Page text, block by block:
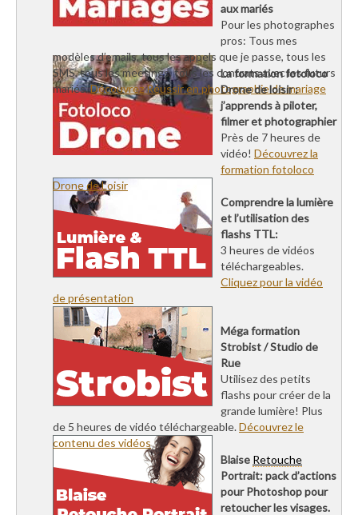
aux mariés
Pour les photographes
pros: Tous mes
modèles d’emails, tous les appels que je passe, tous les
SMS, tous les meetings, tous les contrats avec les futurs
mariés.Découvrez Réussir en photographie de mariage
La formation fotoloco
Drone de loisir :
j’apprends à piloter,
filmer et photographier
Près de 7 heures de
vidéo! Découvrez la
formation fotoloco
Drone de Loisir
Comprendre la lumière
et l’utilisation des
flashs TTL:
3 heures de vidéos
téléchargeables.
Cliquez pour la vidéo
de présentation
Méga formation
Strobist / Studio de
Rue
Utilisez des petits
flashs pour créer de la
grande lumière! Plus
de 5 heures de vidéo téléchargeable.Découvrez le
contenu des vidéos
Blaise Retouche
Portrait: pack d’actions
pour Photoshop pour
retoucher les visages.